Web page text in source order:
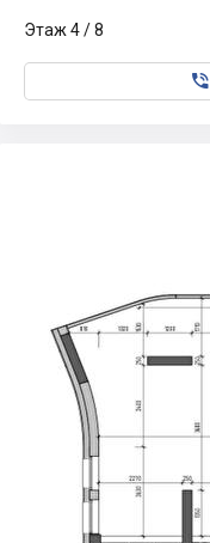
Этаж 4 / 8
